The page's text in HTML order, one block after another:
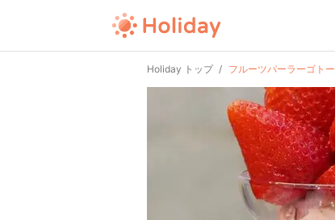
Holiday トップ フルーツパーラーゴトー